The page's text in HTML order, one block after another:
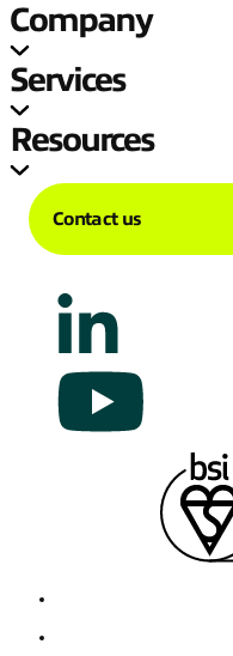
Company
Services
Resources
Contact us